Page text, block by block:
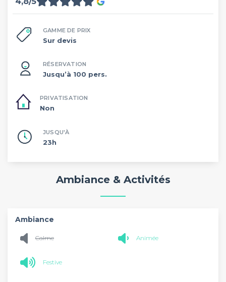
GAMME DE PRIX
Sur devis
RÉSERVATION
Jusqu’à 100 pers.
PRIVATISATION
Non
JUSQU'À
23h
Ambiance & Activités
Ambiance
Calme Animée
Festive